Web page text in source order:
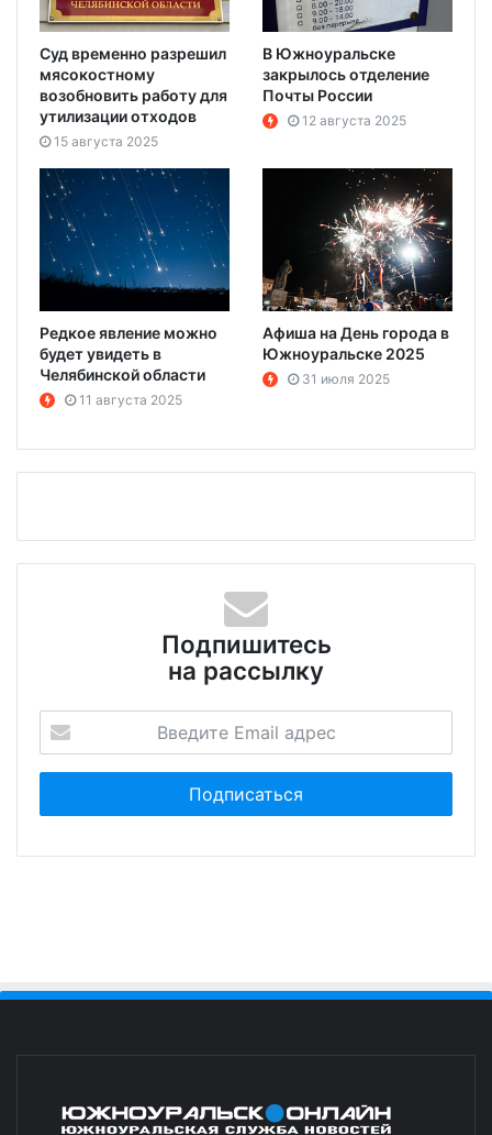
Суд временно разрешил
мясокостному
возобновить работу для
утилизации отходов
15 августа 2025
В Южноуральске
закрылось отделение
Почты России
12 августа 2025
Редкое явление можно
будет увидеть в
Челябинской области
11 августа 2025
Афиша на День города в
Южноуральске 2025
31 июля 2025
Подпишитесь
на рассылку